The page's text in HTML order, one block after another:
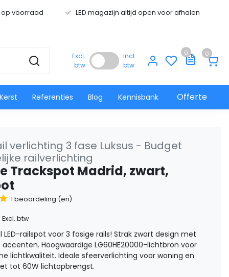
op voorraad LED magazijn altijd open voor afhalen
Excl.
btw
Incl.
btw
0 0
Kerst Referenties Blog Kennisbank Offerte
verlichting 3 fase Luksus - Budget
railverlichting
Trackspot Madrid, zwart,
1 beoordeling (en)
Excl. btw
LED-railspot voor 3 fasige rails! Strak zwart design met
accenten. Hoogwaardige LG60HE20000-lichtbron voor
lichtkwaliteit. Ideale sfeerverlichting voor woning en
tot 60W lichtopbrengst.